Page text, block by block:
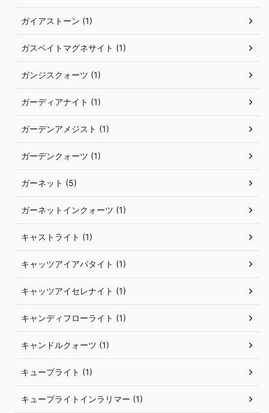
ガイアストーン (1)
ガスペイトマグネサイト (1)
ガンジスクォーツ (1)
ガーディアナイト (1)
ガーデンアメジスト (1)
ガーデンクォーツ (1)
ガーネット (5)
ガーネットインクォーツ (1)
キャストライト (1)
キャッツアイアパタイト (1)
キャッツアイセレナイト (1)
キャンディフローライト (1)
キャンドルクォーツ (1)
キュープライト (1)
キュープライトインラリマー (1)